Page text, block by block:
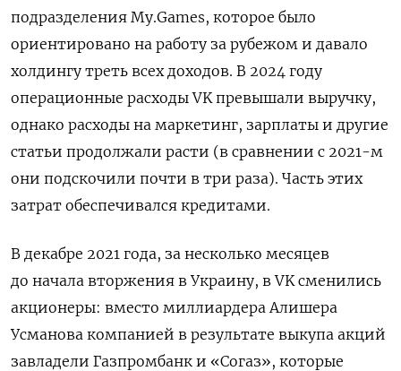
подразделения My.Games, которое было
ориентировано на работу за рубежом и давало
холдингу треть всех доходов. В 2024 году
операционные расходы VK превышали выручку,
однако расходы на маркетинг, зарплаты и другие
статьи продолжали расти (в сравнении с 2021-м
они подскочили почти в три раза). Часть этих
затрат обеспечивался кредитами.
В декабре 2021 года, за несколько месяцев
до начала вторжения в Украину, в VK сменились
акционеры: вместо миллиардера Алишера
Усманова компанией в результате выкупа акций
завладели Газпромбанк и «Согаз», которые